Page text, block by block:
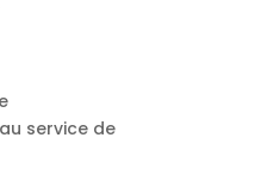
service de